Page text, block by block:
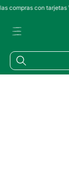
compras con tarjetas